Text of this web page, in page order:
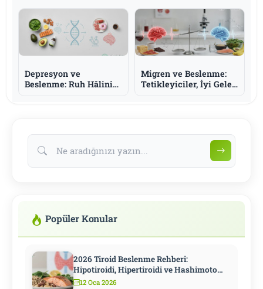
ve Omega-3
Depresyon ve
Beslenme: Ruh Hâlini
Migren ve Beslenme:
Tetikleyiciler, İyi Gelen
Popüler Konular
2026 Tiroid Beslenme Rehberi:
Hipotiroidi, Hipertiroidi ve Hashimoto
İçin Kapsamlı Diyet
12 Oca 2026